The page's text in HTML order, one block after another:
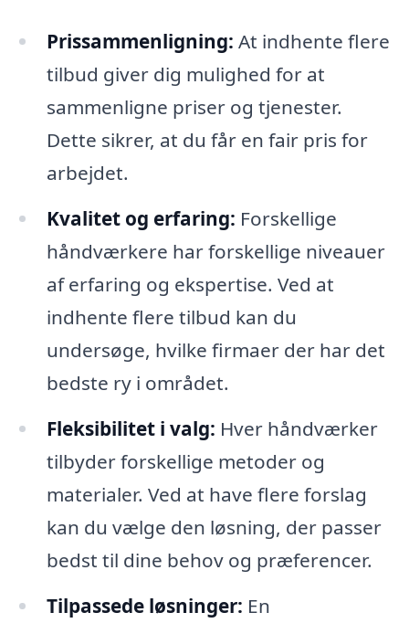
Prissammenligning: At indhente flere
tilbud giver dig mulighed for at
sammenligne priser og tjenester.
Dette sikrer, at du får en fair pris for
arbejdet.
Kvalitet og erfaring: Forskellige
håndværkere har forskellige niveauer
af erfaring og ekspertise. Ved at
indhente flere tilbud kan du
undersøge, hvilke firmaer der har det
bedste ry i området.
Fleksibilitet i valg: Hver håndværker
tilbyder forskellige metoder og
materialer. Ved at have flere forslag
kan du vælge den løsning, der passer
bedst til dine behov og præferencer.
Tilpassede løsninger: En